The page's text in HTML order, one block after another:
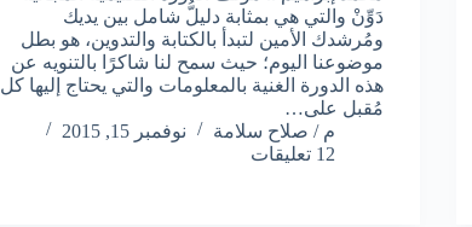
دَوِّنْ والتي هي بمثابة دليلُّ شامل بين يديك
ومُرشدك الأمين لتبدأ بالكتابة والتدوين، هو بطل
موضوعنا اليوم؛ حيث سمح لنا شاكرًا بالتنويه عن
هذه الدورة الغنية بالمعلومات والتي يحتاج إليها كل
مُقبل على…
م / صلاح سلامة
نوفمبر 15, 2015
12 تعليقات